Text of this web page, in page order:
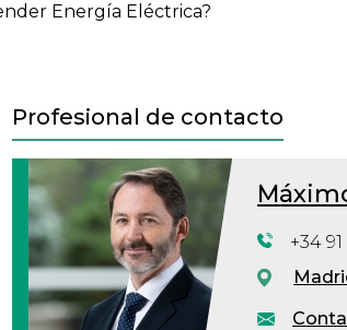
Energía Eléctrica?
Profesional de contacto
+34